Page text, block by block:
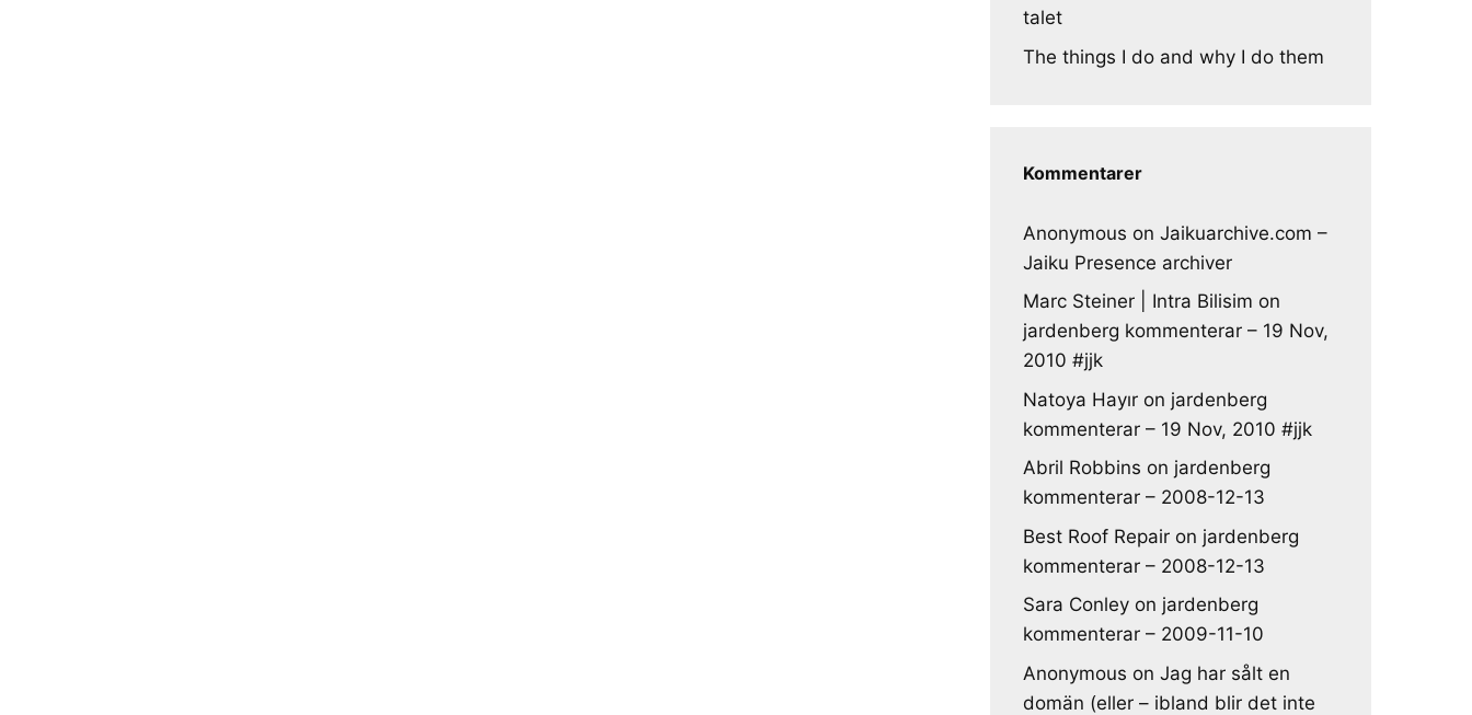
talet
The things I do and why I do them
Kommentarer
Anonymous on Jaikuarchive.com –
Jaiku Presence archiver
Marc Steiner | Intra Bilisim on
jardenberg kommenterar – 19 Nov,
2010 #jjk
Natoya Hayır on jardenberg
kommenterar – 19 Nov, 2010 #jjk
Abril Robbins on jardenberg
kommenterar – 2008-12-13
Best Roof Repair on jardenberg
kommenterar – 2008-12-13
Sara Conley on jardenberg
kommenterar – 2009-11-10
Anonymous on Jag har sålt en
domän (eller – ibland blir det inte